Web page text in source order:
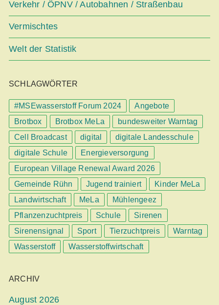
Verkehr / ÖPNV / Autobahnen / Straßenbau
Vermischtes
Welt der Statistik
SCHLAGWÖRTER
#MSEwasserstoff Forum 2024
Angebote
Brotbox
Brotbox MeLa
bundesweiter Warntag
Cell Broadcast
digital
digitale Landesschule
digitale Schule
Energieversorgung
European Village Renewal Award 2026
Gemeinde Rühn
Jugend trainiert
Kinder MeLa
Landwirtschaft
MeLa
Mühlengeez
Pflanzenzuchtpreis
Schule
Sirenen
Sirenensignal
Sport Tierzuchtpreis
Warntag
Wasserstoff
Wasserstoffwirtschaft
ARCHIV
August 2026